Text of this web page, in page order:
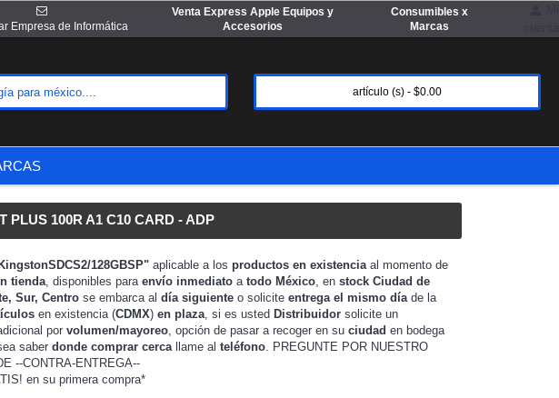
Empresa de Informática
Venta Express Apple Equipos y
Accesorios
Consumibles x
Marcas
artículo (s) - $0.00
PLUS 100R A1 C10 CARD - ADP
128GBSP" aplicable a los productos en existenciaal momento de
tienda, disponibles para envío inmediato a todo México, en stock Ciudad de
Sur, Centro se embarca al día siguiente o solicite entrega el mismo díade la
en existencia (CDMX) en plaza, si es usted Distribuidor solicite un
por volumen/mayoreo, opción de pasar a recoger en su ciudad en bodega
saber donde comprar cercallame al teléfono. PREGUNTE POR NUESTRO
--CONTRA-ENTREGA--
en su primera compra*